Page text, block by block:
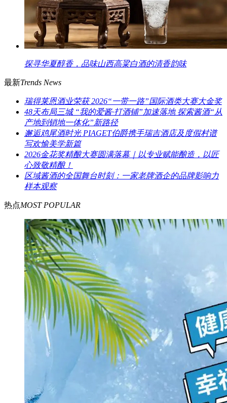
探寻华夏醇香，品味山西高粱白酒的清香韵味
最新Trends News
瑞得莱恩酒业荣获 2026“一带一路”国际酒类大赛大金奖
48天布局三城 “我的爱酱·打酒铺”加速落地 探索酱酒“从
产地到销地一体化”新路径
邂逅鸡尾酒时光 PIAGET伯爵携手瑞吉酒店及度假村谱
写欢愉美学新篇
2026金花奖精酿大赛圆满落幕｜以专业赋能酿造，以匠
心致敬精酿！
区域酱酒的全国舞台时刻：一家老牌酒企的品牌影响力
样本观察
热点MOST POPULAR